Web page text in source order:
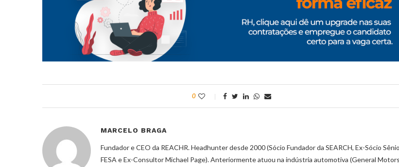
0
MARCELO BRAGA
Fundador e CEO da REACHR. Headhunter desde 2000 (Sócio Fundador da SEARCH, Ex-Sócio
FESA e Ex-Consultor Michael Page). Anteriormente atuou na indústria automotiva (General